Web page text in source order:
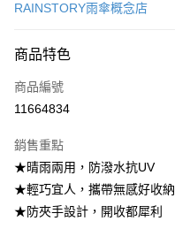
Apple Pay
街口支付
Google Pay
全盈+PAY
大哥付你分期
RAINSTORY雨傘概念店
商品特色
商品編號
11664834
銷售重點
★晴雨兩用，防潑水抗UV
★輕巧宜人，攜帶無感好收納
★防夾手設計，開收都犀利